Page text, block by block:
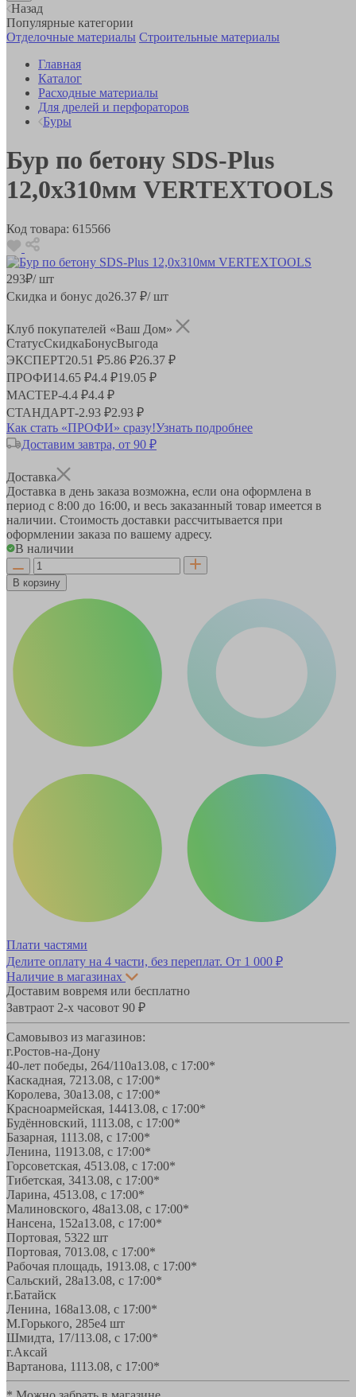
Назад
Популярные категории
Отделочные материалы Строительные материалы
Главная
Каталог
Расходные материалы
Для дрелей и перфораторов
Буры
Бур по бетону SDS-Plus
12,0х310мм VERTEXTOOLS
Код товара: 615566
293₽/ шт
Скидка и бонус до26.37 ₽/ шт
Клуб покупателей «Ваш Дом»
СтатусСкидкаБонусВыгода
ЭКСПЕРТ20.51 ₽5.86 ₽26.37 ₽
ПРОФИ14.65 ₽4.4 ₽19.05 ₽
МАСТЕР-4.4 ₽4.4 ₽
СТАНДАРТ-2.93 ₽2.93 ₽
Как стать «ПРОФИ» сразу!Узнать подробнее
Доставим завтра, от 90 ₽
Доставка
Доставка в день заказа возможна, если она оформлена в
период с 8:00 до 16:00, и весь заказанный товар имеется в
наличии. Стоимость доставки рассчитывается при
оформлении заказа по вашему адресу.
В наличии
В корзину
Плати частями
Делите оплату на 4 части, без переплат. От 1 000 ₽
Наличие в магазинах
Доставим вовремя или бесплатно
Завтраот 2-х часовот 90 ₽
Самовывоз из магазинов:
г.Ростов-на-Дону
40-лет победы, 264/110а13.08, с 17:00*
Каскадная, 7213.08, с 17:00*
Королева, 30а13.08, с 17:00*
Красноармейская, 14413.08, с 17:00*
Будённовский, 1113.08, с 17:00*
Базарная, 1113.08, с 17:00*
Ленина, 11913.08, с 17:00*
Горсоветская, 4513.08, с 17:00*
Тибетская, 3413.08, с 17:00*
Ларина, 4513.08, с 17:00*
Малиновского, 48а13.08, с 17:00*
Нансена, 152а13.08, с 17:00*
Портовая, 5322 шт
Портовая, 7013.08, с 17:00*
Рабочая площадь, 1913.08, с 17:00*
Сальский, 28a13.08, с 17:00*
г.Батайск
Ленина, 168а13.08, с 17:00*
М.Горького, 285е4 шт
Шмидта, 17/113.08, с 17:00*
г.Аксай
Вартанова, 1113.08, с 17:00*